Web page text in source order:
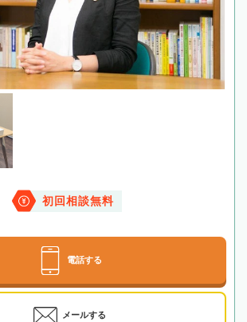
初回相談無料
電話する
メールする